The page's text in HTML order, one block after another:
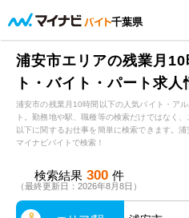
千葉県
浦安市エリアの残業月
ト・バイト・パート求人
浦安市の残業月10時間以下の人気バイト・ア
ト。勤務地や駅、職種等の検索だけではなく
以下に関するお仕事を簡単に検索できます。
マイナビバイトで検索！
検索結果 300 件
（最終更新日：2026年8月8日）